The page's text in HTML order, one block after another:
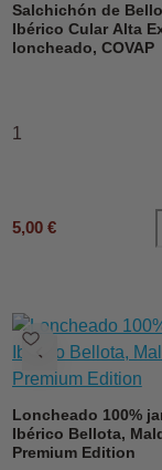
Salchichón de
Ibérico Cular Alta
loncheado, COVAP
1
5,00 €
Loncheado 100%
Ibérico Bellota,
Premium Edition